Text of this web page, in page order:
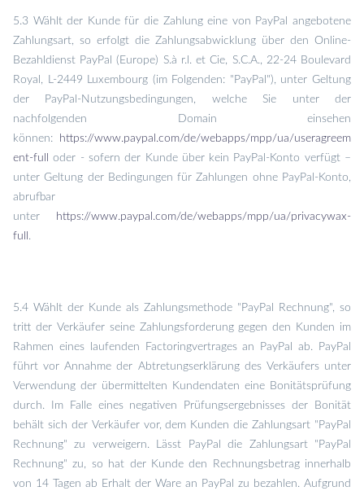
5.3 Wählt der Kunde für die Zahlung eine von PayPal angebotene
Zahlungsart, so erfolgt die Zahlungsabwicklung über den Online-
Bezahldienst PayPal (Europe) S.à r.l. et Cie, S.C.A., 22-24 Boulevard
Royal, L-2449 Luxembourg (im Folgenden: "PayPal"), unter Geltung
der PayPal-Nutzungsbedingungen, welche Sie unter der
nachfolgenden Domain einsehen
können:
https://www.paypal.com/de/webapps/mpp/ua/useragreem
ent-full
oder - sofern der Kunde über kein PayPal-Konto verfügt –
unter Geltung der Bedingungen für Zahlungen ohne PayPal-Konto,
abrufbar
unter
https://www.paypal.com/de/webapps/mpp/ua/privacywax-
full .
5.4 Wählt der Kunde als Zahlungsmethode "PayPal Rechnung", so
tritt der Verkäufer seine Zahlungsforderung gegen den Kunden im
Rahmen eines laufenden Factoringvertrages an PayPal ab. PayPal
führt vor Annahme der Abtretungserklärung des Verkäufers unter
Verwendung der übermittelten Kundendaten eine Bonitätsprüfung
durch. Im Falle eines negativen Prüfungsergebnisses der Bonität
behält sich der Verkäufer vor, dem Kunden die Zahlungsart "PayPal
Rechnung" zu verweigern. Lässt PayPal die Zahlungsart "PayPal
Rechnung" zu, so hat der Kunde den Rechnungsbetrag innerhalb
von 14 Tagen ab Erhalt der Ware an PayPal zu bezahlen. Aufgrund